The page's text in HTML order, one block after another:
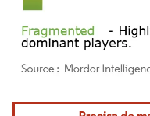
Imagem © Mordor Intelligence.